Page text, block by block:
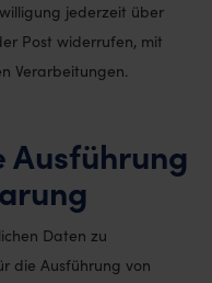
jederzeit über
Post widerrufen, mit
Verarbeitungen.
Ausführung
Daten zu
die Ausführung von